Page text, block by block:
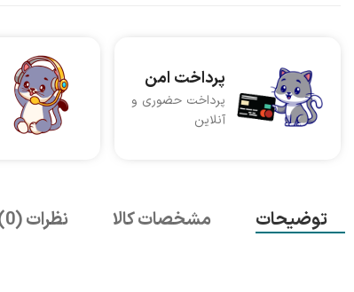
پرداخت امن
پرداخت حضوری و
آنلاین
توضیحات مشخصات کالا نظرات (0)